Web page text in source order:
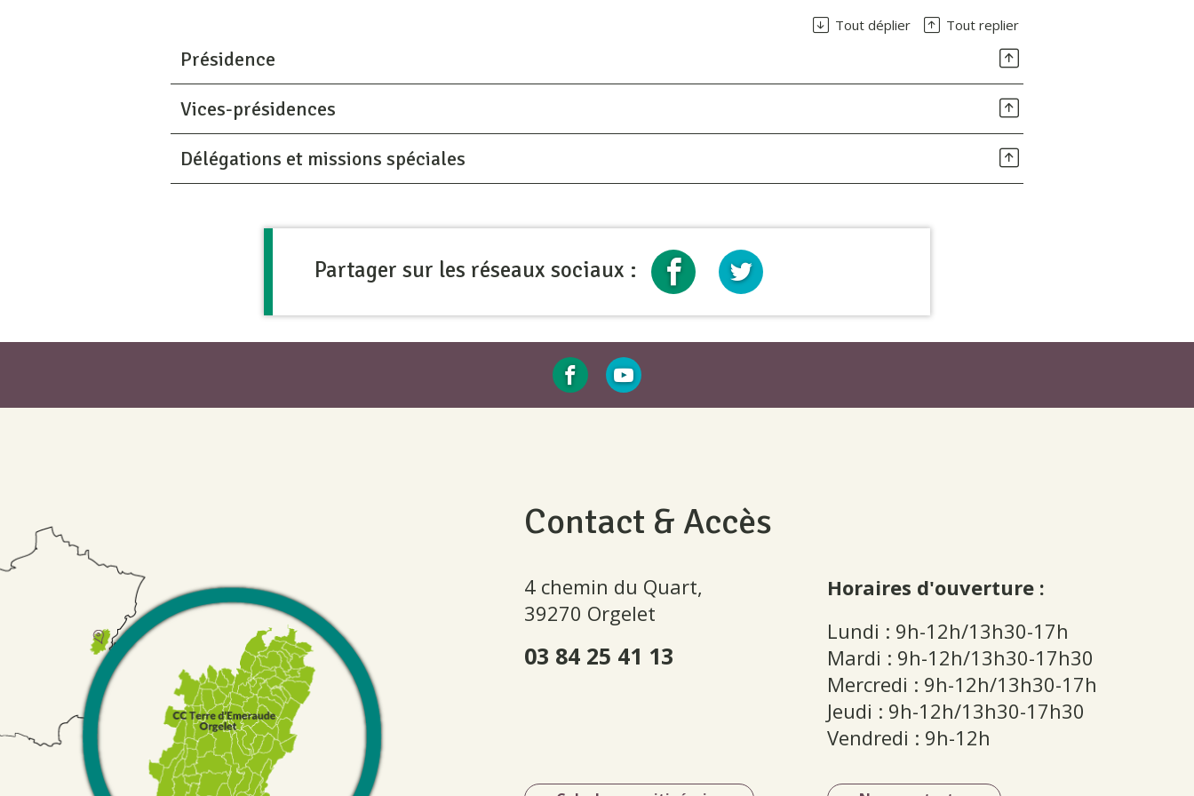
Tout replier
Tout déplier
Présidence
Vices-présidences
Délégations et missions spéciales
Partager sur les réseaux sociaux :
Contact & Accès
4 chemin du Quart,
39270 Orgelet
03 84 25 41 13
Horaires d'ouverture :
Lundi : 9h-12h/13h30-17h
Mardi : 9h-12h/13h30-17h30
Mercredi : 9h-12h/13h30-17h
Jeudi : 9h-12h/13h30-17h30
Vendredi : 9h-12h